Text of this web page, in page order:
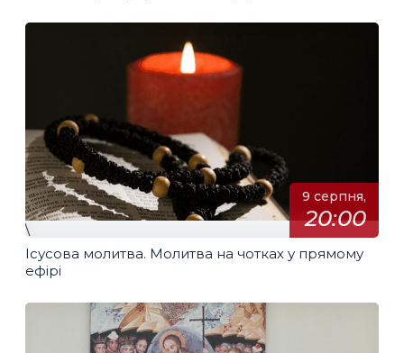
9 серпня,
20:00
\
Ісусова молитва. Молитва на чотках у прямому
ефірі